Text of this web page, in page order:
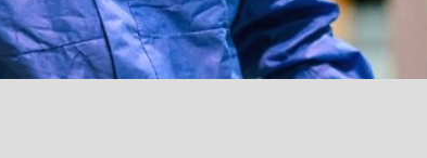
初めて明かした日本代表監督に... 「最悪の